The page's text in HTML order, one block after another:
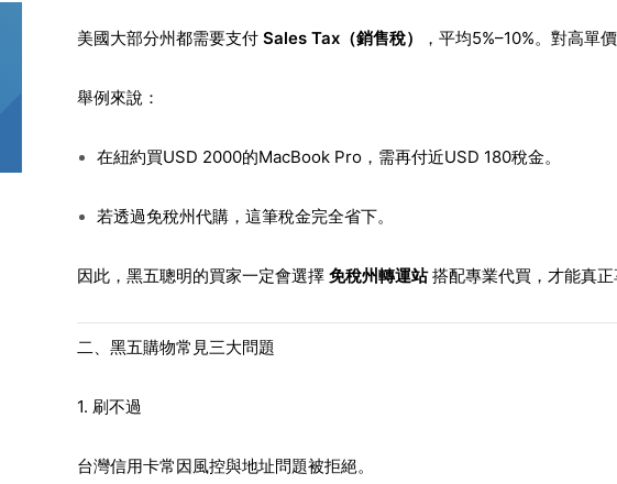
美國大部分州都需要支付 Sales Tax（銷售稅） ，平均5%–10%。對高單
舉例來說：
在紐約買USD 2000的MacBook Pro，需再付近USD 180稅金。
若透過免稅州代購，這筆稅金完全省下。
因此，黑五聰明的買家一定會選擇 免稅州轉運站搭配專業代買，才能真正
二、黑五購物常見三大問題
1. 刷不過
台灣信用卡常因風控與地址問題被拒絕。